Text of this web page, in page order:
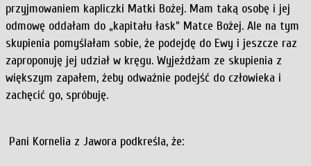
przyjmowaniem kapliczki Matki Bożej. Mam taką osobę i jej
odmowę oddałam do „kapitału łask” Matce Bożej. Ale na tym
skupienia pomyślałam sobie, że podejdę do Ewy i jeszcze raz
zaproponuję jej udział w kręgu. Wyjeżdżam ze skupienia z
większym zapałem, żeby odważnie podejść do człowieka i
zachęcić go, spróbuję.
Pani Kornelia z Jawora podkreśla, że: